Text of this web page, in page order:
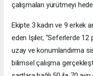
çalışmaları yürütmeyi
Ekipte 3 kadın ve 9 erkek
eden Işıler, "Seferlerde
uzay ve konumlandırma
bilimsel çalışma